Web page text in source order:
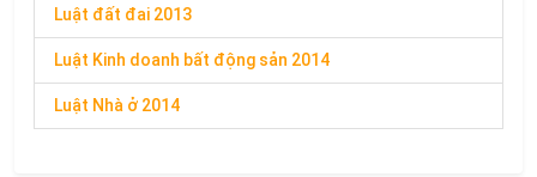
Luật đất đai 2013
Luật Kinh doanh bất động sản 2014
Luật Nhà ở 2014